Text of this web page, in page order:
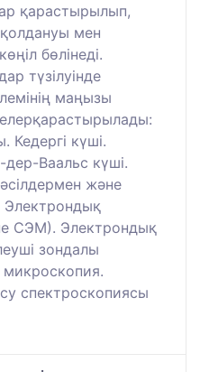
қарастырылып,
мен
бөлінеді.
түзілуінде
маңызы
Кедергі күші.
Ваальс күші.
және
Электрондық
СЭМ). Электрондық
зондалы
спектроскопиясы